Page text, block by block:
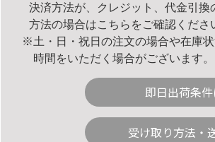
決済方法が、クレジット、代金引
方法の場合はこちら をご確認くださ
※土・日・祝日の注文の場合や在庫
時間をいただく場合がございます。
即日出荷条
受け取り方法・